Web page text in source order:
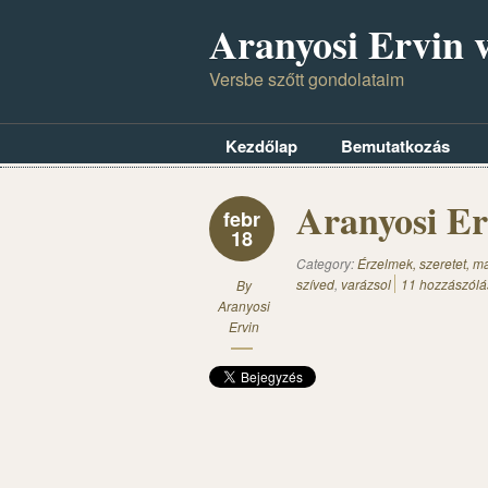
Aranyosi Ervin
Versbe szőtt gondolataim
Kezdőlap Bemutatkozás
febr
18
By
Aranyosi
Ervin
Aranyosi
Category:Érzelmek, szeretet,
szíved, varázsol 11